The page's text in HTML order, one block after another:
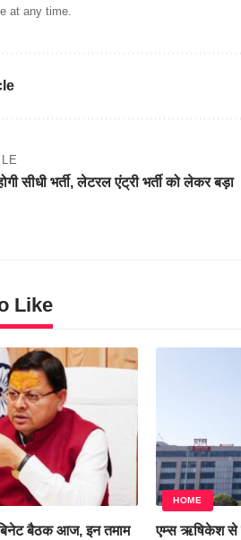
at any time.
सीधी भर्ती, लेटरल एंट्री भर्ती को लेकर बड़ा
Like
बैठक आज, इन तमाम
HOME
एम्स ऋषिकेश से